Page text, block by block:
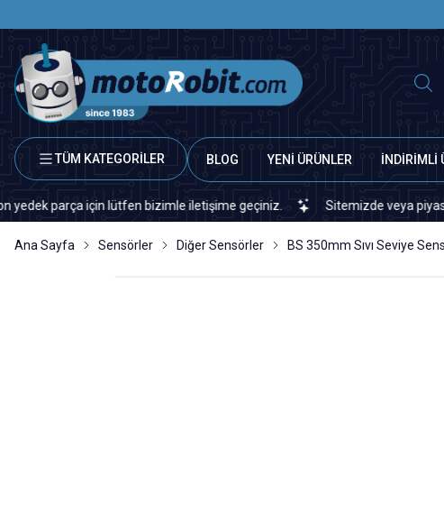
TÜM KATEGORİLER BLOG YENİ ÜRÜNLER İNDİRİMLİ
parça için lütfen bizimle iletişime geçiniz. Sitemizde veya piyasada
Ana Sayfa Sensörler Diğer Sensörler BS 350mm Sıvı Seviye